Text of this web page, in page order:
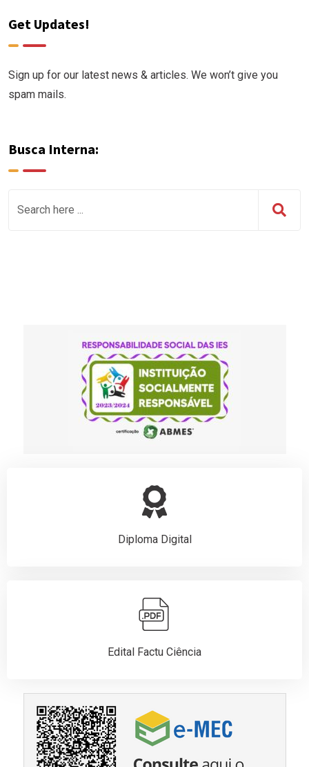
Get Updates!
Sign up for our latest news & articles. We won’t give you
spam mails.
Busca Interna:
Diploma Digital
Edital Factu Ciência